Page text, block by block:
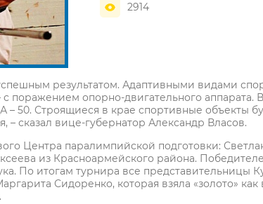
2914
результатом. Адаптивными видами
с поражением опорно-двигательного аппарата.
– 50. Строящиеся в крае спортивные объекты
сказал вице-губернатор Александр Власов.
Центра паралимпийской подготовки:
из Красноармейского района.
По итогам турнира все представительницы
Сидоренко, которая взяла «золото»